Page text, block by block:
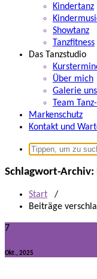
Kindertanz
Showtanz
Tanzfitness
Das Tanzstudio
Über mich
Galerie
Team
Markenschutz
Kontakt und
Suchen
Schlagwort-Archiv:
Start /
Beiträge
7
Okt., 2025